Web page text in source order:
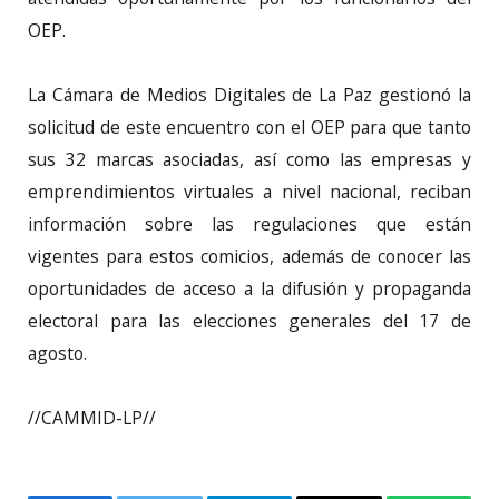
OEP.
La Cámara de Medios Digitales de La Paz gestionó la
solicitud de este encuentro con el OEP para que tanto
sus 32 marcas asociadas, así como las empresas y
emprendimientos virtuales a nivel nacional, reciban
información sobre las regulaciones que están
vigentes para estos comicios, además de conocer las
oportunidades de acceso a la difusión y propaganda
electoral para las elecciones generales del 17 de
agosto.
//CAMMID-LP//